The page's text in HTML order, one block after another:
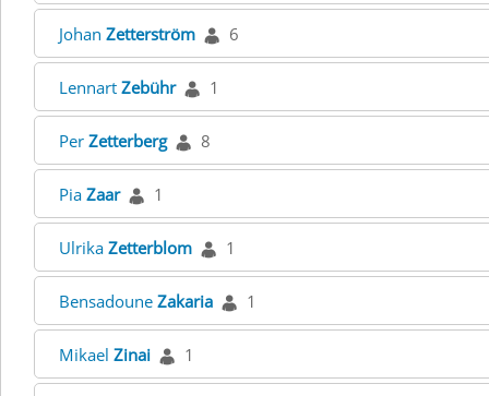
Johan Zetterström 6
Lennart Zebühr 1
Per Zetterberg 8
Pia Zaar 1
Ulrika Zetterblom 1
Bensadoune Zakaria 1
Mikael Zinai 1